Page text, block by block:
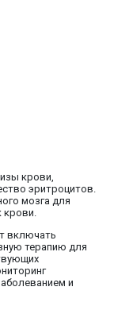
крови,
эритроцитов.
мозга для
крови.
включать
терапию для
и